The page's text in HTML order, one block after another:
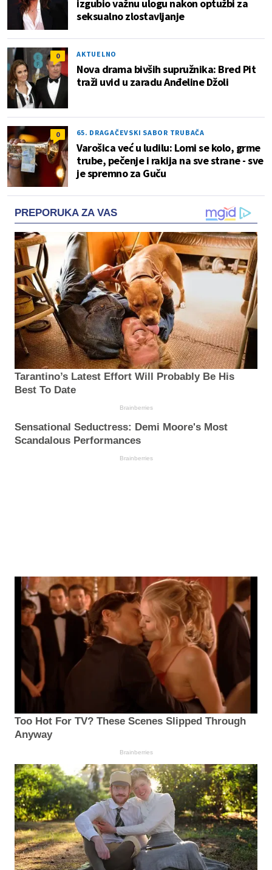
izgubio važnu ulogu nakon optužbi za
seksualno zlostavljanje
0 AKTUELNO
Nova drama bivših supružnika: Bred Pit
traži uvid u zaradu Anđeline Džoli
0 65. DRAGAČEVSKI SABOR TRUBAČA
Varošica već u ludilu: Lomi se kolo, grme
trube, pečenje i rakija na sve strane - sve
je spremno za Guču
PREPORUKA ZA VAS
Tarantino’s Latest Effort Will Probably Be His
Best To Date
Brainberries
Sensational Seductress: Demi Moore's Most
Scandalous Performances
Brainberries
Too Hot For TV? These Scenes Slipped Through
Anyway
Brainberries